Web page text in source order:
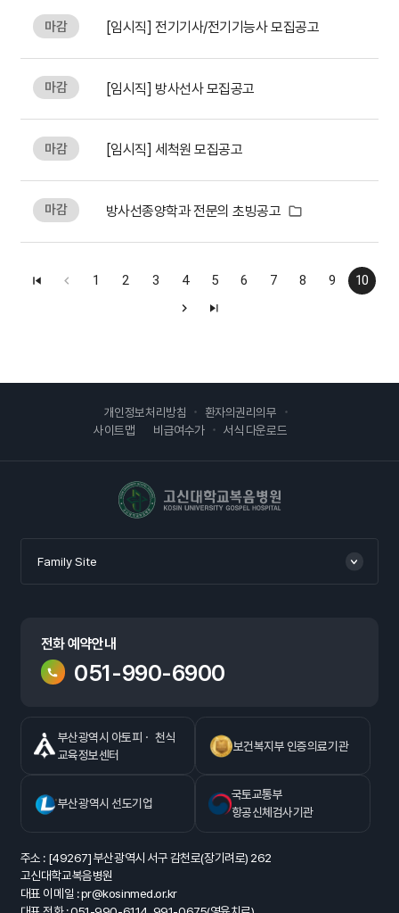
마감 [임시직] 전기기사/전기기능사 모집공고
마감 [임시직] 방사선사 모집공고
마감 [임시직] 세척원 모집공고
마감 방사선종양학과 전문의 초빙공고
1 2 3 4 5 6 7 8 9 10
개인정보처리방침
환자의권리의무
사이트맵
비급여수가 서식 다운로드
Family Site
전화 예약안내
051-990-6900
부산광역시 아토피ㆍ 천식
교육정보센터
보건복지부 인증의료기관
부산광역시 선도기업
국토교통부
항공신체검사기관
주소 : [49267] 부산광역시 서구 감천로(장기려로) 262
고신대학교복음병원
대표 이메일 : pr@kosinmed.or.kr